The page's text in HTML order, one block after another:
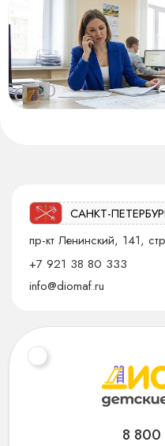
САНКТ-
пр-кт Ленинский, 141,
+7 921 38 80 333
info@diomaf.ru
8 800